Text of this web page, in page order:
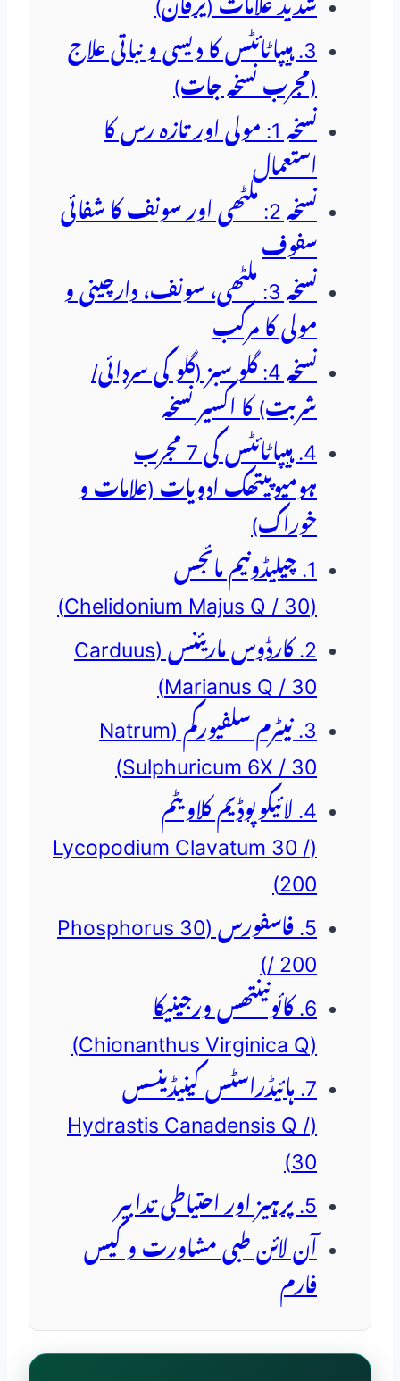
شدید علامات (یرقان)
3. ہیپاٹائٹس کا دیسی و نباتی علاج
(مجرب نسخہ جات)
نسخہ 1: مولی اور تازہ رس کا
استعمال
نسخہ 2: ملٹھی اور سونف کا شفائی
سفوف
نسخہ 3: ملٹھی، سونف، دارچینی و
مولی کا مرکب
نسخہ 4: گلو سبز (گلو کی سردائی/
شربت) کا اکسیر نسخہ
4. ہیپاٹائٹس کی 7 مجرب
ہومیوپیتھک ادویات (علامات و
خوراک)
1. چیلیڈونیم مائجس
(Chelidonium Majus Q / 30)
2. کارڈوس ماریئنس (Carduus
Marianus Q / 30)
3. نیٹرم سلفیورکم (Natrum
Sulphuricum 6X / 30)
4. لائیکوپوڈیم کلاویٹم
(Lycopodium Clavatum 30 /
200)
5. فاسفورس (Phosphorus 30
/ 200)
6. کائونینتھس ورجینیکا
(Chionanthus Virginica Q)
7. ہائیڈراسٹس کینیڈینسس
(Hydrastis Canadensis Q /
30)
5. پرہیز اور احتیاطی تدابیر
آن لائن طبی مشاورت و کیس
فارم